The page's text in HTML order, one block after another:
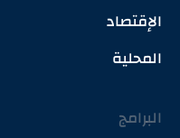
الإقتصاد
المحلية
البرامج